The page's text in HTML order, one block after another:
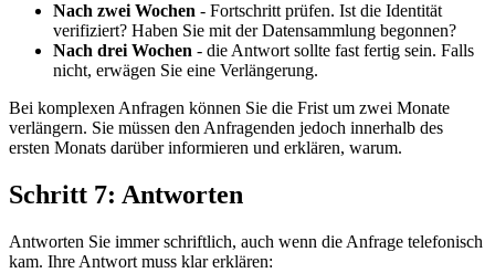
Nach zwei Wochen - Fortschritt prüfen. Ist die Identität
verifiziert? Haben Sie mit der Datensammlung begonnen?
Nach drei Wochen - die Antwort sollte fast fertig sein. Falls
nicht, erwägen Sie eine Verlängerung.
Bei komplexen Anfragen können Sie die Frist um zwei Monate
verlängern. Sie müssen den Anfragenden jedoch innerhalb des
ersten Monats darüber informieren und erklären, warum.
Schritt 7: Antworten
Antworten Sie immer schriftlich, auch wenn die Anfrage telefonisch
kam. Ihre Antwort muss klar erklären: